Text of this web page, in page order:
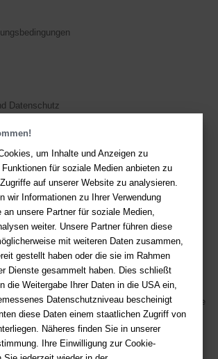
um Inhalte und Anzeigen zu
für soziale Medien anbieten zu
auf unserer Website zu analysieren.
wir Informationen zu Ihrer Verwendung
an unsere Partner für soziale Medien,
weiter. Unsere Partner führen diese
mit weiteren Daten zusammen,
gestellt haben oder die sie im Rahmen
Dienste gesammelt haben. Dies schließt
die Weitergabe Ihrer Daten in die USA ein,
Datenschutzniveau bescheinigt
diese Daten einem staatlichen Zugriff von
Näheres finden Sie in unserer
Ihre Einwilligung zur Cookie-
Datenschutz
Hier finden Sie Antworten auf häufig gestellte
service@deutsche-buchhandlung.de
- 982 684 41
bei uns
ab 36,- EUR Bestellwert
und Zahlung mit SSL-Verschlüsselung
wie PayPal, Amazon Payment, Vorkasse